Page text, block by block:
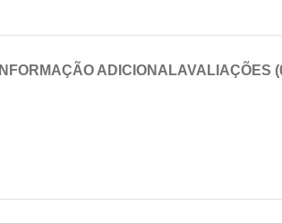
INFORMAÇÃO ADICIONALAVALIAÇÕES